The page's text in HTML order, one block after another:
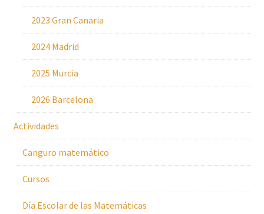
2023 Gran Canaria
2024 Madrid
2025 Murcia
2026 Barcelona
Actividades
Canguro matemático
Cursos
Día Escolar de las Matemáticas